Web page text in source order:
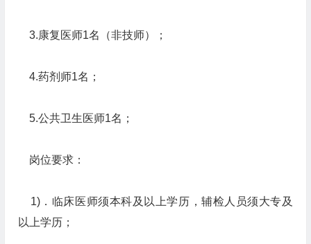
3.康复医师1名（非技师）；
4.药剂师1名；
5.公共卫生医师1名；
岗位要求：
1)．临床医师须本科及以上学历，辅检人员须大专及
以上学历；